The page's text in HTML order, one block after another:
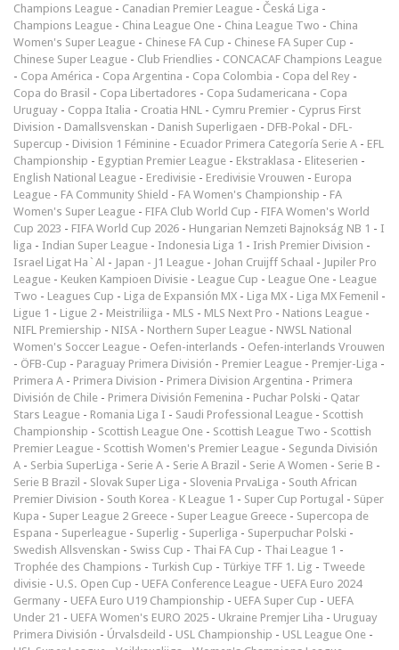
Champions League - Canadian Premier League - Česká Liga -
Champions League - China League One - China League Two - China
Women's Super League - Chinese FA Cup - Chinese FA Super Cup -
Chinese Super League - Club Friendlies - CONCACAF Champions League
- Copa América - Copa Argentina - Copa Colombia - Copa del Rey -
Copa do Brasil - Copa Libertadores - Copa Sudamericana - Copa
Uruguay - Coppa Italia - Croatia HNL - Cymru Premier - Cyprus First
Division - Damallsvenskan - Danish Superligaen - DFB-Pokal - DFL-
Supercup - Division 1 Féminine - Ecuador Primera Categoría Serie A - EFL
Championship - Egyptian Premier League - Ekstraklasa - Eliteserien -
English National League - Eredivisie - Eredivisie Vrouwen - Europa
League - FA Community Shield - FA Women's Championship - FA
Women's Super League - FIFA Club World Cup - FIFA Women's World
Cup 2023 - FIFA World Cup 2026 - Hungarian Nemzeti Bajnokság NB 1 - I
liga - Indian Super League - Indonesia Liga 1 - Irish Premier Division -
Israel Ligat Ha`Al - Japan - J1 League - Johan Cruijff Schaal - Jupiler Pro
League - Keuken Kampioen Divisie - League Cup - League One - League
Two - Leagues Cup - Liga de Expansión MX - Liga MX - Liga MX Femenil -
Ligue 1 - Ligue 2 - Meistriliiga - MLS - MLS Next Pro - Nations League -
NIFL Premiership - NISA - Northern Super League - NWSL National
Women's Soccer League - Oefen-interlands - Oefen-interlands Vrouwen
- ÖFB-Cup - Paraguay Primera División - Premier League - Premjer-Liga -
Primera A - Primera Division - Primera Division Argentina - Primera
División de Chile - Primera División Femenina - Puchar Polski - Qatar
Stars League - Romania Liga I - Saudi Professional League - Scottish
Championship - Scottish League One - Scottish League Two - Scottish
Premier League - Scottish Women's Premier League - Segunda División
A - Serbia SuperLiga - Serie A - Serie A Brazil - Serie A Women - Serie B -
Serie B Brazil - Slovak Super Liga - Slovenia PrvaLiga - South African
Premier Division - South Korea - K League 1 - Super Cup Portugal - Süper
Kupa - Super League 2 Greece - Super League Greece - Supercopa de
Espana - Superleague - Superlig - Superliga - Superpuchar Polski -
Swedish Allsvenskan - Swiss Cup - Thai FA Cup - Thai League 1 -
Trophée des Champions - Turkish Cup - Türkiye TFF 1. Lig - Tweede
divisie - U.S. Open Cup - UEFA Conference League - UEFA Euro 2024
Germany - UEFA Euro U19 Championship - UEFA Super Cup - UEFA
Under 21 - UEFA Women's EURO 2025 - Ukraine Premjer Liha - Uruguay
Primera División - Úrvalsdeild - USL Championship - USL League One -